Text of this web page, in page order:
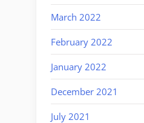
March 2022
February 2022
January 2022
December 2021
July 2021